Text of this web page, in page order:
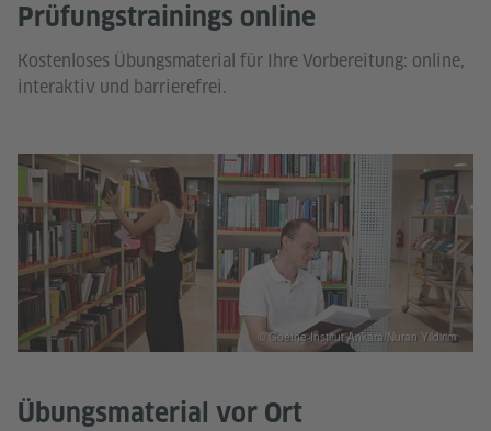
Prüfungstrainings online
Kostenloses Übungsmaterial für Ihre Vorbereitung: online,
interaktiv und barrierefrei.
Übungsmaterial vor Ort
© Goethe-Institut Ankara/Nuran Yildirim